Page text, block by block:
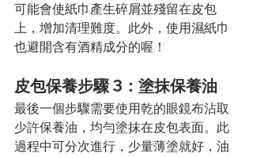
可能會使紙巾產生碎屑並殘留在皮包
上，增加清理難度。此外，使用濕紙巾
也避開含有酒精成分的喔！
皮包保養步驟 3：塗抹保養油
最後一個步驟需要使用乾的眼鏡布沾取
少許保養油，均勻塗抹在皮包表面。此
過程中可分次進行，少量薄塗就好，油